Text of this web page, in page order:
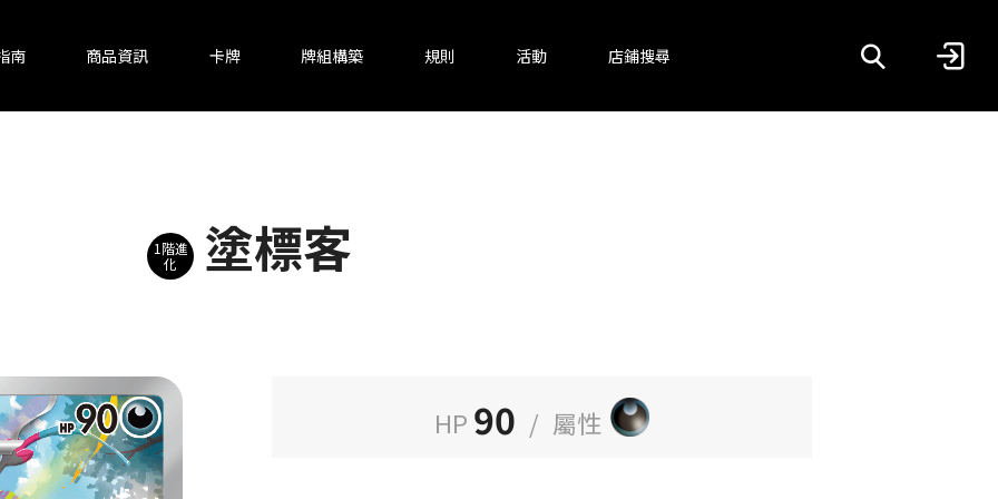
南 商品資訊 卡牌 牌組構築 規則 活動 店鋪搜尋
1階進
化
塗標客
HP 90 / 屬性